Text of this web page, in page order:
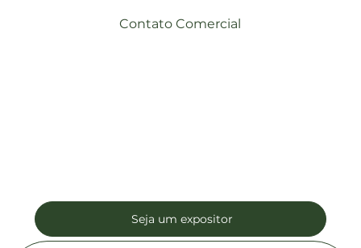
Contato Comercial
Seja um expositor